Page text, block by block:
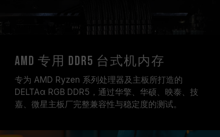
AMD 专用 DDR5 台式机内存
专为 AMD Ryzen 系列处理器及主板所打造的
DELTAα RGB DDR5，通过华擎、华硕、映泰、技
嘉、微星主板厂完整兼容性与稳定度的测试。